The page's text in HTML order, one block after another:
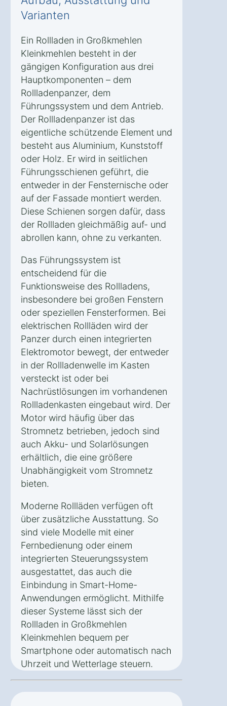
Varianten
Ein Rollladen in Großkmehlen
Kleinkmehlen besteht in der
gängigen Konfiguration aus drei
Hauptkomponenten – dem
Rollladenpanzer, dem
Führungssystem und dem Antrieb.
Der Rollladenpanzer ist das
eigentliche schützende Element und
besteht aus Aluminium, Kunststoff
oder Holz. Er wird in seitlichen
Führungsschienen geführt, die
entweder in der Fensternische oder
auf der Fassade montiert werden.
Diese Schienen sorgen dafür, dass
der Rollladen gleichmäßig auf- und
abrollen kann, ohne zu verkanten.
Das Führungssystem ist
entscheidend für die
Funktionsweise des Rollladens,
insbesondere bei großen Fenstern
oder speziellen Fensterformen. Bei
elektrischen Rollläden wird der
Panzer durch einen integrierten
Elektromotor bewegt, der entweder
in der Rollladenwelle im Kasten
versteckt ist oder bei
Nachrüstlösungen im vorhandenen
Rollladenkasten eingebaut wird. Der
Motor wird häufig über das
Stromnetz betrieben, jedoch sind
auch Akku- und Solarlösungen
erhältlich, die eine größere
Unabhängigkeit vom Stromnetz
bieten.
Moderne Rollläden verfügen oft
über zusätzliche Ausstattung. So
sind viele Modelle mit einer
Fernbedienung oder einem
integrierten Steuerungssystem
ausgestattet, das auch die
Einbindung in Smart-Home-
Anwendungen ermöglicht. Mithilfe
dieser Systeme lässt sich der
Rollladen in Großkmehlen
Kleinkmehlen bequem per
Smartphone oder automatisch nach
Uhrzeit und Wetterlage steuern.